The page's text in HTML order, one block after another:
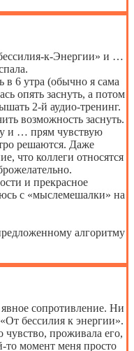
к-Энергии» и …
в 6 утра (обычно я сама
опять заснуть, а потом
2-й аудио-тренинг.
возможность заснуть.
и … прям чувствую
решаются. Даже
что коллеги относятся
и прекрасное
с «мыслемешалки» на
алгоритму
сопротивление. Ни
бессилия к энергии».
чувство, проживала его,
то момент меня просто